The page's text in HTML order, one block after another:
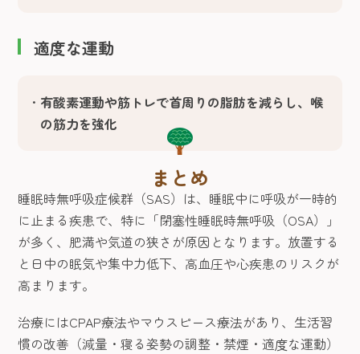
適度な運動
有酸素運動や筋トレで首周りの脂肪を減らし、喉
の筋力を強化
まとめ
睡眠時無呼吸症候群（SAS）は、睡眠中に呼吸が一時的
に止まる疾患で、特に「閉塞性睡眠時無呼吸（OSA）」
が多く、肥満や気道の狭さが原因となります。放置する
と日中の眠気や集中力低下、高血圧や心疾患のリスクが
高まります。
治療にはCPAP療法やマウスピース療法があり、生活習
慣の改善（減量・寝る姿勢の調整・禁煙・適度な運動）